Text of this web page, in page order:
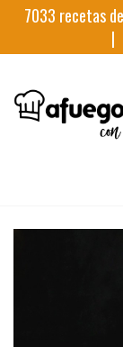
7033 recetas
|